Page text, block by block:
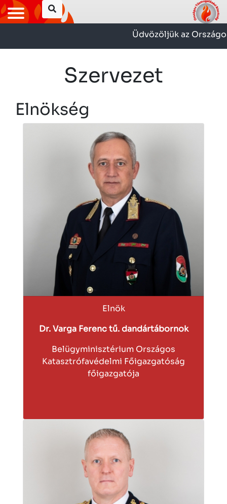
Üdvözöljük az Országos
Szervezet
Elnökség
Elnök
Dr. Varga Ferenc tű. dandártábornok
Belügyminisztérium Országos
Katasztrófavédelmi Főigazgatóság
főigazgatója